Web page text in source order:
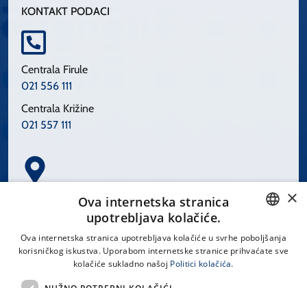
KONTAKT PODACI
Centrala Firule
021 556 111
Centrala Križine
021 557 111
Spinčićeva 1, 21000 Split
CROATIAN
×
Ova internetska stranica
upotrebljava kolačiće.
Ova internetska stranica upotrebljava kolačiće u svrhe poboljšanja
korisničkog iskustva. Uporabom internetske stranice prihvaćate sve
kolačiće sukladno našoj Politici kolačića.